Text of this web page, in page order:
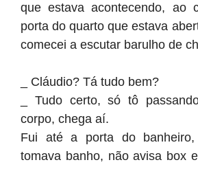
que estava acontecendo, ao
porta do quarto que estava
comecei a escutar barulho de
_ Cláudio? Tá tudo bem?
_ Tudo certo, só tô
corpo, chega aí.
Fui até a porta do
tomava banho, não avisa box